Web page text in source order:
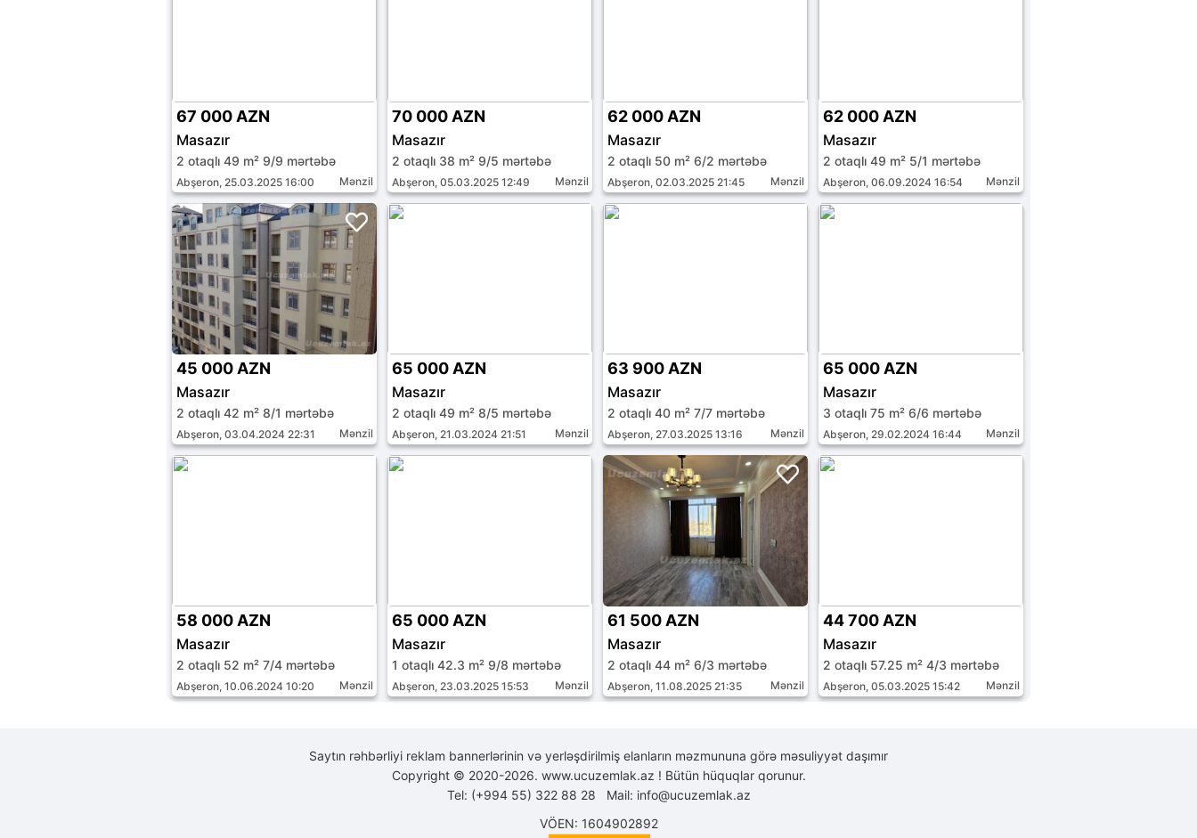
67 000 AZN
Masazır
2 otaqlı 49 m² 9/9 mərtəbə
Abşeron, 25.03.2025 16:00 Mənzil
70 000 AZN
Masazır
2 otaqlı 38 m² 9/5 mərtəbə
Abşeron, 05.03.2025 12:49 Mənzil
62 000 AZN
Masazır
2 otaqlı 50 m² 6/2 mərtəbə
Abşeron, 02.03.2025 21:45 Mənzil
62 000 AZN
Masazır
2 otaqlı 49 m² 5/1 mərtəbə
Abşeron, 06.09.2024 16:54 Mənzil
45 000 AZN
Masazır
2 otaqlı 42 m² 8/1 mərtəbə
Abşeron, 03.04.2024 22:31 Mənzil
65 000 AZN
Masazır
2 otaqlı 49 m² 8/5 mərtəbə
Abşeron, 21.03.2024 21:51 Mənzil
63 900 AZN
Masazır
2 otaqlı 40 m² 7/7 mərtəbə
Abşeron, 27.03.2025 13:16 Mənzil
65 000 AZN
Masazır
3 otaqlı 75 m² 6/6 mərtəbə
Abşeron, 29.02.2024 16:44 Mənzil
58 000 AZN
Masazır
2 otaqlı 52 m² 7/4 mərtəbə
Abşeron, 10.06.2024 10:20 Mənzil
65 000 AZN
Masazır
1 otaqlı 42.3 m² 9/8 mərtəbə
Abşeron, 23.03.2025 15:53 Mənzil
61 500 AZN
Masazır
2 otaqlı 44 m² 6/3 mərtəbə
Abşeron, 11.08.2025 21:35 Mənzil
44 700 AZN
Masazır
2 otaqlı 57.25 m² 4/3 mərtəbə
Abşeron, 05.03.2025 15:42 Mənzil
Saytın rəhbərliyi reklam bannerlərinin və yerləşdirilmiş elanların məzmununa görə məsuliyyət daşımır
Copyright © 2020-2026. www.ucuzemlak.az ! Bütün hüquqlar qorunur.
Tel: (+994 55) 322 88 28 Mail: info@ucuzemlak.az
VÖEN: 1604902892